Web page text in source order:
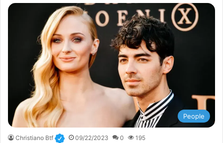
People
Christiano Btf 09/22/2023 0 195